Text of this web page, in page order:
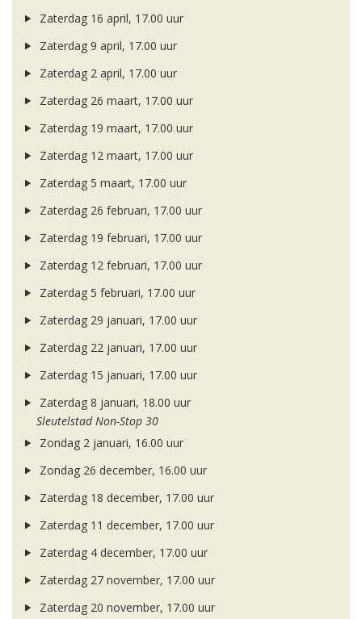
Zaterdag 16 april, 17.00 uur
Zaterdag 9 april, 17.00 uur
Zaterdag 2 april, 17.00 uur
Zaterdag 26 maart, 17.00 uur
Zaterdag 19 maart, 17.00 uur
Zaterdag 12 maart, 17.00 uur
Zaterdag 5 maart, 17.00 uur
Zaterdag 26 februari, 17.00 uur
Zaterdag 19 februari, 17.00 uur
Zaterdag 12 februari, 17.00 uur
Zaterdag 5 februari, 17.00 uur
Zaterdag 29 januari, 17.00 uur
Zaterdag 22 januari, 17.00 uur
Zaterdag 15 januari, 17.00 uur
Zaterdag 8 januari, 18.00 uur
Sleutelstad Non-Stop 30
Zondag 2 januari, 16.00 uur
Zondag 26 december, 16.00 uur
Zaterdag 18 december, 17.00 uur
Zaterdag 11 december, 17.00 uur
Zaterdag 4 december, 17.00 uur
Zaterdag 27 november, 17.00 uur
Zaterdag 20 november, 17.00 uur